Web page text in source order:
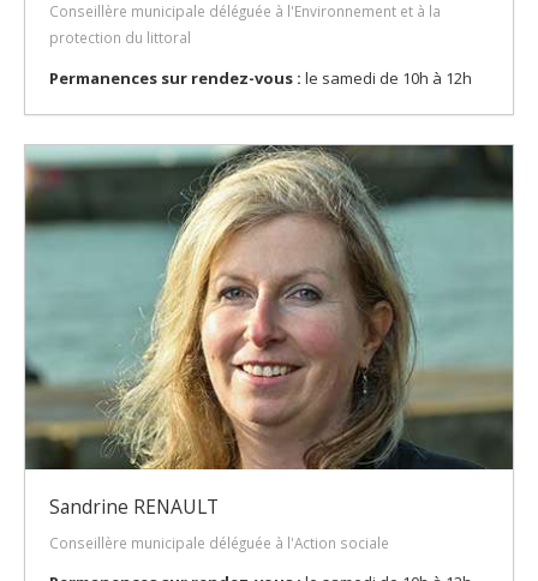
Conseillère municipale déléguée à l'Environnement et à la
protection du littoral
Permanences sur rendez-vous : le samedi de 10h à 12h
Sandrine RENAULT
Conseillère municipale déléguée à l'Action sociale